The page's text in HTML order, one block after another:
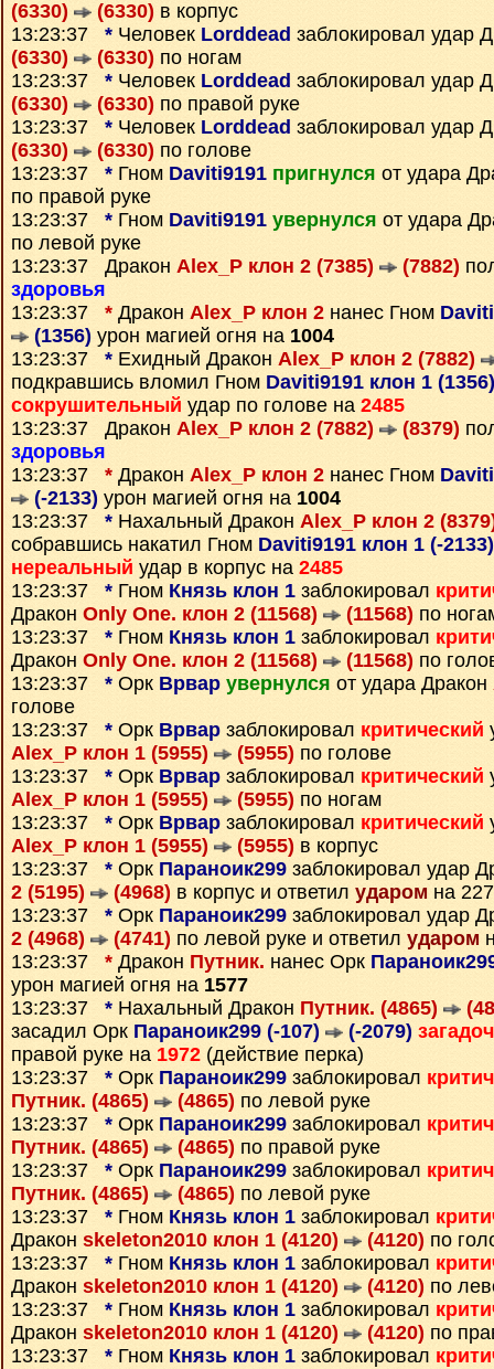
(6330)
(6330) в корпус
13:23:37 * Человек Lorddead заблокировал удар
(6330)
(6330) по ногам
13:23:37 * Человек Lorddead заблокировал удар
(6330)
(6330) по правой руке
13:23:37 * Человек Lorddead заблокировал удар
(6330)
(6330) по голове
13:23:37 * Гном Daviti9191 пригнулся от удара
по правой руке
13:23:37 * Гном Daviti9191 увернулся от удара
по левой руке
13:23:37 Дракон Alex_P клон 2 (7385) (7882)
здоровья
13:23:37 * Дракон Alex_P клон 2 нанес Гном
(1356) урон магией огня на 1004
13:23:37 * Ехидный Дракон Alex_P клон 2 (7882)
подкравшись вломил Гном Daviti9191 клон 1
сокрушительный удар по голове на 2485
13:23:37 Дракон Alex_P клон 2 (7882) (8379)
здоровья
13:23:37 * Дракон Alex_P клон 2 нанес Гном
(-2133) урон магией огня на 1004
13:23:37 * Нахальный Дракон Alex_P клон 2
собравшись накатил Гном Daviti9191 клон 1 (-
нереальный удар в корпус на 2485
13:23:37 * Гном Князь клон 1 заблокировал
Дракон Only One. клон 2 (11568) (11568) по
13:23:37 * Гном Князь клон 1 заблокировал
Дракон Only One. клон 2 (11568) (11568) по
13:23:37 * Орк Врвар увернулся от удара Дракон
голове
13:23:37 * Орк Врвар заблокировал критический
Alex_P клон 1 (5955)
(5955) по голове
13:23:37 * Орк Врвар заблокировал критический
Alex_P клон 1 (5955)
(5955) по ногам
13:23:37 * Орк Врвар заблокировал критический
Alex_P клон 1 (5955)
(5955) в корпус
13:23:37 * Орк Параноик299 заблокировал удар
2 (5195)
(4968) в корпус и ответил ударом на 227
13:23:37 * Орк Параноик299 заблокировал удар
2 (4968)
(4741) по левой руке и ответил ударом
13:23:37 * Дракон Путник. нанес Орк
урон магией огня на 1577
13:23:37 * Нахальный Дракон Путник. (4865)
засадил Орк Параноик299 (-107) (-2079)
правой руке на 1972 (действие перка)
13:23:37 * Орк Параноик299 заблокировал
Путник. (4865)
(4865) по левой руке
13:23:37 * Орк Параноик299 заблокировал
Путник. (4865)
(4865) по правой руке
13:23:37 * Орк Параноик299 заблокировал
Путник. (4865)
(4865) по левой руке
13:23:37 * Гном Князь клон 1 заблокировал
Дракон skeleton2010 клон 1 (4120) (4120) по
13:23:37 * Гном Князь клон 1 заблокировал
Дракон skeleton2010 клон 1 (4120) (4120) по
13:23:37 * Гном Князь клон 1 заблокировал
Дракон skeleton2010 клон 1 (4120) (4120) по
13:23:37 * Гном Князь клон 1 заблокировал